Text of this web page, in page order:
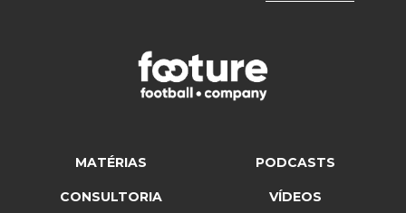
MATÉRIAS PODCASTS
CONSULTORIA VÍDEOS